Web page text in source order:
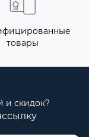
товары
и скидок?